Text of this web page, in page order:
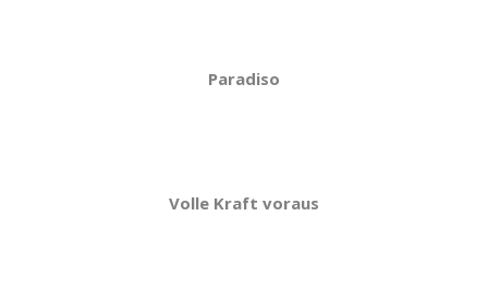
Paradiso
Volle Kraft voraus